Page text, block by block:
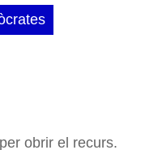
per obrir el recurs.